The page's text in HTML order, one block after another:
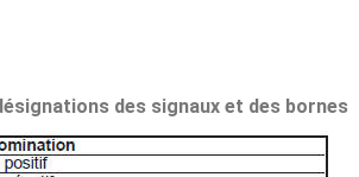
des signaux et des bornes